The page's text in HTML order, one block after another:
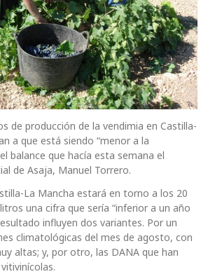
de producción de la vendimia en Castilla-
a que está siendo “menor a la
balance que hacía esta semana el
de Asaja, Manuel Torrero.
La Mancha estará en torno a los 20
una cifra que sería “inferior a un año
influyen dos variantes. Por un
climatológicas del mes de agosto, con
altas; y, por otro, las DANA que han